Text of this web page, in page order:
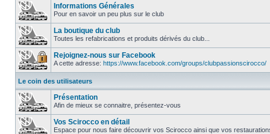
Informations Générales
Pour en savoir un peu plus sur le club
La boutique du club
Toutes les refabrications et produits dérivés du club...
Rejoignez-nous sur Facebook
A cette adresse: https://www.facebook.com/groups/clubpassionscirocco/
Le coin des utilisateurs
Présentation
Afin de mieux se connaitre, présentez-vous
Vos Scirocco en détail
Espace pour nous faire découvrir vos Scirocco ainsi que vos